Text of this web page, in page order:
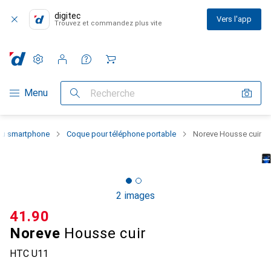
digitec
Trouvez et commandez plus vite Vers l'app
Navigation par catégorie
Menu Recherche
Paramètres
Compte client
Listes de comparaison
Listes d'envies
Panier
smartphone Coque pour téléphone portable Noreve Housse cuir
2 images
Noreve Housse cuir
HTC U11
CHF
41.90